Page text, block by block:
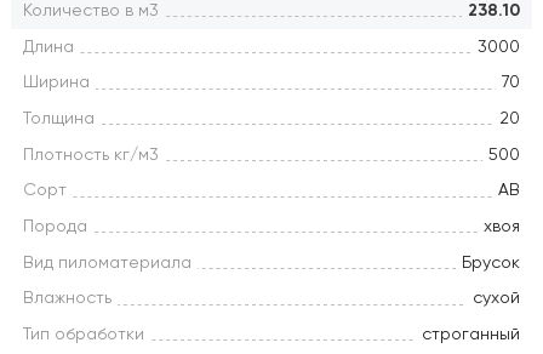
Количество в м3 238.10
Длина 3000
Ширина 70
Толщина 20
Плотность кг/м3 500
Сорт АВ
Порода хвоя
Вид пиломатериала Брусок
Влажность сухой
Тип обработки строганный